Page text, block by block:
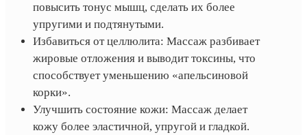
повысить тонус мышц, сделать их более
упругими и подтянутыми.
Избавиться от целлюлита: Массаж разбивает
жировые отложения и выводит токсины, что
способствует уменьшению «апельсиновой
корки».
Улучшить состояние кожи: Массаж делает
кожу более эластичной, упругой и гладкой.